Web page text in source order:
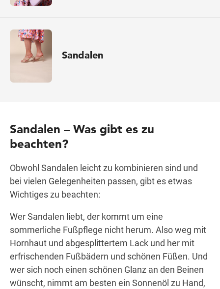
Sandalen
Sandalen – Was gibt es zu
beachten?
Obwohl Sandalen leicht zu kombinieren sind und
bei vielen Gelegenheiten passen, gibt es etwas
Wichtiges zu beachten:
Wer Sandalen liebt, der kommt um eine
sommerliche Fußpflege nicht herum. Also weg mit
Hornhaut und abgesplittertem Lack und her mit
erfrischenden Fußbädern und schönen Füßen. Und
wer sich noch einen schönen Glanz an den Beinen
wünscht, nimmt am besten ein Sonnenöl zu Hand,